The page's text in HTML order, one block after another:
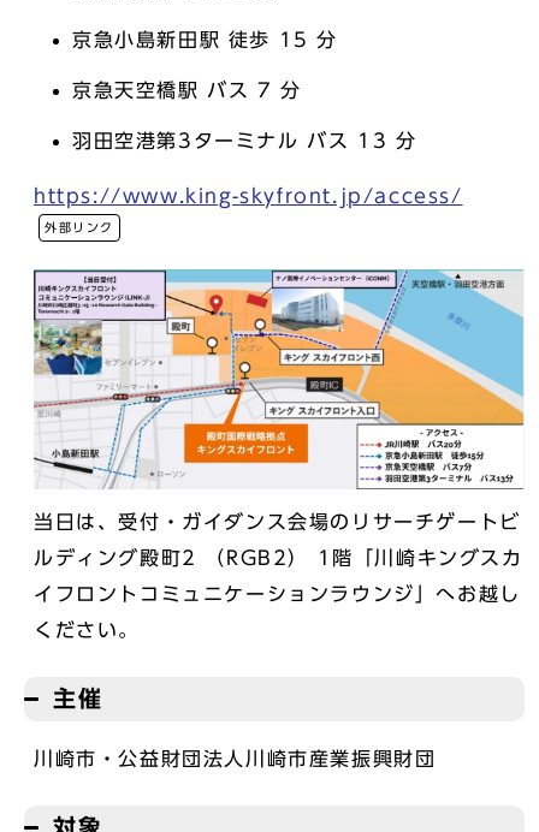
京急小島新田駅 徒歩 15 分
京急天空橋駅 バス 7 分
羽田空港第3ターミナル バス 13 分
https://www.king-skyfront.jp/access/
外部リンク
当日は、受付・ガイダンス会場のリサーチゲートビ
ルディング殿町2 （RGB2） 1階「川崎キングスカ
イフロントコミュニケーションラウンジ」へお越し
ください。
主催
川崎市・公益財団法人川崎市産業振興財団
対象